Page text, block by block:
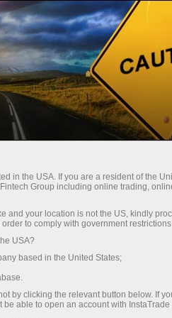
ट्रेडिंग प्लेटफॉर्म
पार्टनर्स के लिए कंपनी सेवाएँ
in the USA. If you are a resident of the
Group including online trading,
and your location is not the US, kindly
to comply with government
USA?
based in the United States;
by clicking the relevant button below. If
able to open an account with InstaTrade